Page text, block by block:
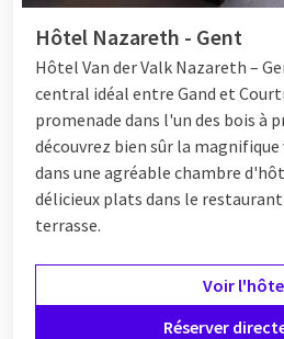
Hôtel Nazareth - Gent
Hôtel Van der Valk Nazareth –
central idéal entre Gand et
promenade dans l'un des bois à
découvrez bien sûr la magnifique
dans une agréable chambre
délicieux plats dans le
terrasse.
Voir
Réserver